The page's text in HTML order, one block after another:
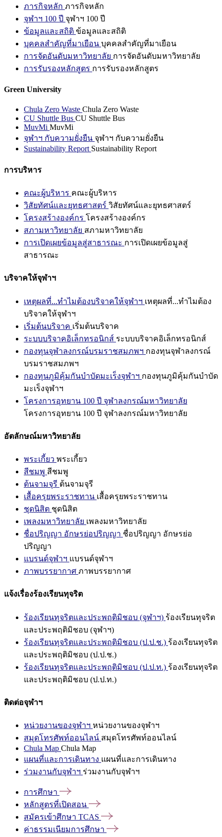
ภารกิจหลัก ภารกิจหลัก
จุฬาฯ 100 ปี จุฬาฯ 100 ปี
ข้อมูลและสถิติ ข้อมูลและสถิติ
บุคคลสำคัญที่มาเยือน บุคคลสำคัญที่มาเยือน
การจัดอันดับมหาวิทยาลัย การจัดอันดับมหาวิทยาลัย
การรับรองหลักสูตร การรับรองหลักสูตร
Green University
Chula Zero Waste Chula Zero Waste
CU Shuttle Bus CU Shuttle Bus
MuvMi MuvMi
จุฬาฯ กับความยั่งยืน จุฬาฯ กับความยั่งยืน
Sustainability Report Sustainability Report
การบริหาร
คณะผู้บริหาร คณะผู้บริหาร
วิสัยทัศน์และยุทธศาสตร์ วิสัยทัศน์และยุทธศาสตร์
โครงสร้างองค์กร โครงสร้างองค์กร
สภามหาวิทยาลัย สภามหาวิทยาลัย
การเปิดเผยข้อมูลสู่สาธารณะ การเปิดเผยข้อมูลสู่
สาธารณะ
บริจาคให้จุฬาฯ
เหตุผลที่...ทำไมต้องบริจาคให้จุฬาฯ เหตุผลที่...ทำไมต้อง
บริจาคให้จุฬาฯ
เริ่มต้นบริจาค เริ่มต้นบริจาค
ระบบบริจาคอิเล็กทรอนิกส์ ระบบบริจาคอิเล็กทรอนิกส์
กองทุนจุฬาลงกรณ์บรมราชสมภพฯ กองทุนจุฬาลงกรณ์
บรมราชสมภพฯ
กองทุนภูมิคุ้มกันบำบัดมะเร็งจุฬาฯ กองทุนภูมิคุ้มกันบำบัด
มะเร็งจุฬาฯ
โครงการอุทยาน 100 ปี จุฬาลงกรณ์มหาวิทยาลัย
โครงการอุทยาน 100 ปี จุฬาลงกรณ์มหาวิทยาลัย
อัตลักษณ์มหาวิทยาลัย
พระเกี้ยว พระเกี้ยว
สีชมพู สีชมพู
ต้นจามจุรี ต้นจามจุรี
เสื้อครุยพระราชทาน เสื้อครุยพระราชทาน
ชุดนิสิต ชุดนิสิต
เพลงมหาวิทยาลัย เพลงมหาวิทยาลัย
ชื่อปริญญา อักษรย่อปริญญา ชื่อปริญญา อักษรย่อ
ปริญญา
แบรนด์จุฬาฯ แบรนด์จุฬาฯ
ภาพบรรยากาศ ภาพบรรยากาศ
แจ้งเรื่องร้องเรียนทุจริต
ร้องเรียนทุจริตและประพฤติมิชอบ (จุฬาฯ) ร้องเรียนทุจริต
และประพฤติมิชอบ (จุฬาฯ)
ร้องเรียนทุจริตและประพฤติมิชอบ (ป.ป.ช.) ร้องเรียนทุจริต
และประพฤติมิชอบ (ป.ป.ช.)
ร้องเรียนทุจริตและประพฤติมิชอบ (ป.ป.ท.) ร้องเรียนทุจริต
และประพฤติมิชอบ (ป.ป.ท.)
ติดต่อจุฬาฯ
หน่วยงานของจุฬาฯ หน่วยงานของจุฬาฯ
สมุดโทรศัพท์ออนไลน์ สมุดโทรศัพท์ออนไลน์
Chula Map Chula Map
แผนที่และการเดินทาง แผนที่และการเดินทาง
ร่วมงานกับจุฬาฯ ร่วมงานกับจุฬาฯ
การศึกษา
หลักสูตรที่เปิดสอน
สมัครเข้าศึกษา TCAS
ค่าธรรมเนียมการศึกษา